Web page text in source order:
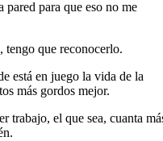
para que eso no me
tengo que reconocerlo.
está en juego la vida de la
más gordos mejor.
trabajo, el que sea, cuanta